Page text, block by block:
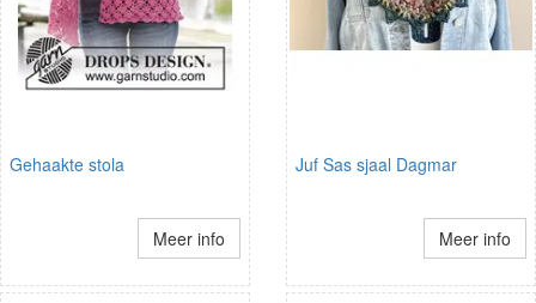
Gehaakte stola
Meer info
Juf Sas sjaal Dagmar
Meer info